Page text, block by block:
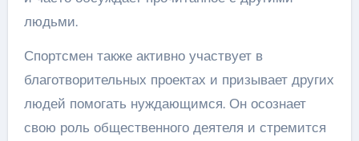
людьми.
Спортсмен также активно участвует в
благотворительных проектах и призывает других
людей помогать нуждающимся. Он осознает
свою роль общественного деятеля и стремится